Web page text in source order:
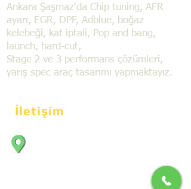
Ankara Şaşmaz'da Chip tuning, AFR
ayarı, EGR, DPF, Adblue, boğaz
kelebeği, kat iptali, Pop and bang,
launch, hard-cut,
Stage 2 ve 3 performans çözümleri,
yarış spec araç tasarımı yapmaktayız.
İletişim